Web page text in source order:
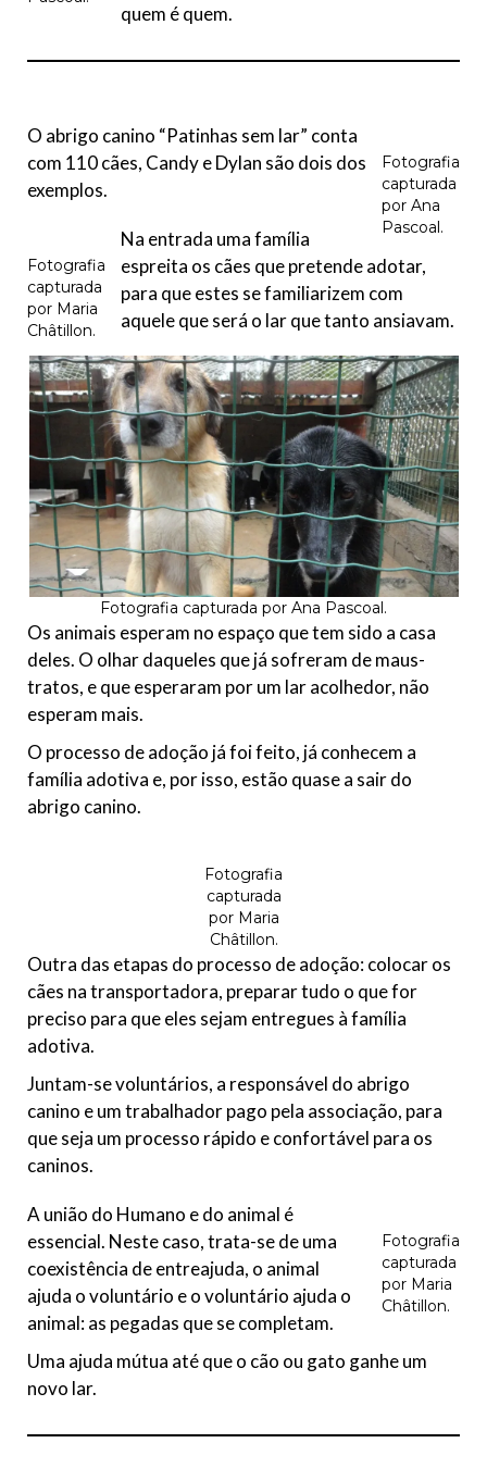
quem é quem.
Fotografia
capturada
por Ana
Pascoal.
O abrigo canino “Patinhas sem lar” conta
com 110 cães, Candy e Dylan são dois dos
exemplos.
Fotografia
capturada
por Maria
Châtillon.
Na entrada uma família
espreita os cães que pretende adotar,
para que estes se familiarizem com
aquele que será o lar que tanto ansiavam.
Fotografia capturada por Ana Pascoal.
Os animais esperam no espaço que tem sido a casa
deles. O olhar daqueles que já sofreram de maus-
tratos, e que esperaram por um lar acolhedor, não
esperam mais.
O processo de adoção já foi feito, já conhecem a
família adotiva e, por isso, estão quase a sair do
abrigo canino.
Fotografia
capturada
por Maria
Châtillon.
Outra das etapas do processo de adoção: colocar os
cães na transportadora, preparar tudo o que for
preciso para que eles sejam entregues à família
adotiva.
Juntam-se voluntários, a responsável do abrigo
canino e um trabalhador pago pela associação, para
que seja um processo rápido e confortável para os
caninos.
Fotografia
capturada
por Maria
Châtillon.
A união do Humano e do animal é
essencial. Neste caso, trata-se de uma
coexistência de entreajuda, o animal
ajuda o voluntário e o voluntário ajuda o
animal: as pegadas que se completam.
Uma ajuda mútua até que o cão ou gato ganhe um
novo lar.